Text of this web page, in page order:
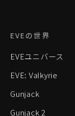
EVEの世界
EVEユニバース
EVE: Valkyrie
Gunjack
Gunjack 2